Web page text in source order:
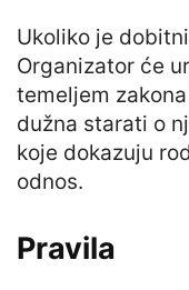
Ukoliko je
Organizator će
temeljem
dužna starati o
koje dokazuju
odnos.
Pravila